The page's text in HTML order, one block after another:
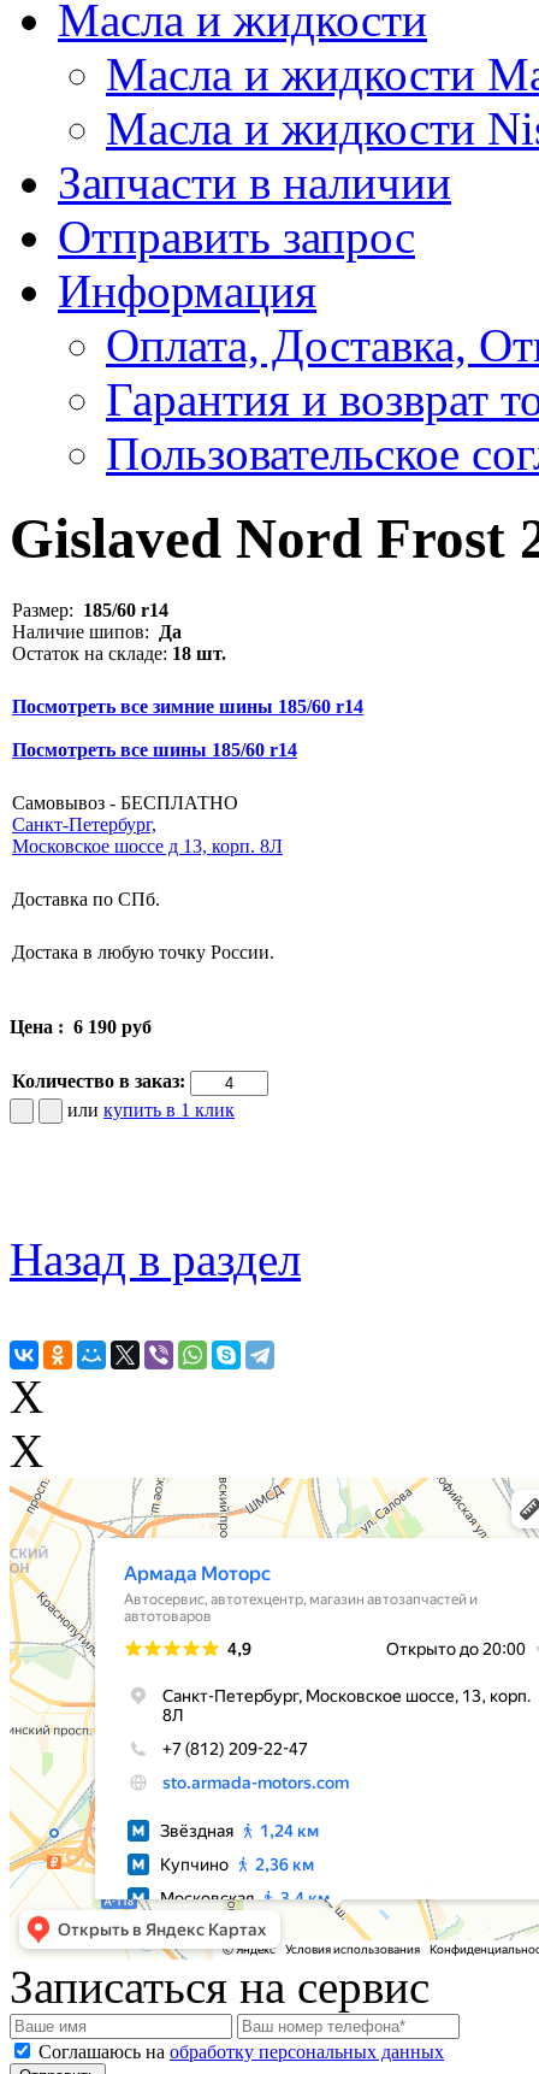
Масла и жидкости
Масла и жидкости
Масла и жидкости
Запчасти в наличии
Отправить запрос
Информация
Оплата, Доставка,
Гарантия и возврат
Пользовательское
Gislaved Nord Frost
Размер: 185/60 r14
Наличие шипов: Да
Остаток на складе: 18 шт.
Посмотреть все зимние шины 185/60 r14
Посмотреть все шины 185/60 r14
Самовывоз - БЕСПЛАТНО
Санкт-Петербург,
Московское шоссе д 13, корп. 8Л
Доставка по СПб.
Достака в любую точку России.
Цена : 6 190 руб
Количество в заказ:
или купить в 1 клик
Назад в раздел
X
X
Записаться на сервис
Соглашаюсь на обработку персональных данных